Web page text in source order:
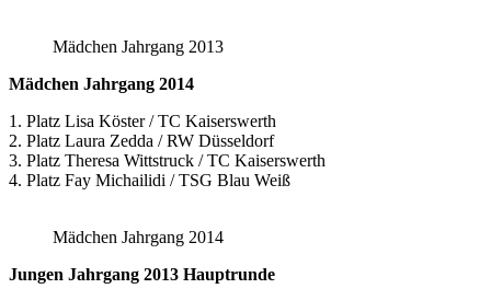
Mädchen Jahrgang 2013
Mädchen Jahrgang 2014
1. Platz Lisa Köster / TC Kaiserswerth
2. Platz Laura Zedda / RW Düsseldorf
3. Platz Theresa Wittstruck / TC Kaiserswerth
4. Platz Fay Michailidi / TSG Blau Weiß
Mädchen Jahrgang 2014
Jungen Jahrgang 2013 Hauptrunde